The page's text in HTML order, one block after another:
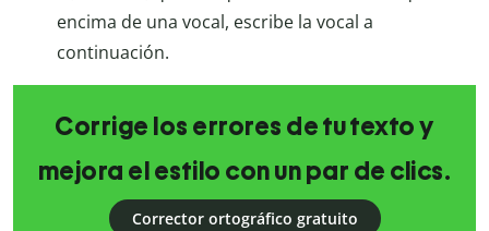
encima de una vocal, escribe la vocal a
continuación.
Corrige los errores de tu texto y
mejora el estilo con un par de clics.
Corrector ortográfico gratuito